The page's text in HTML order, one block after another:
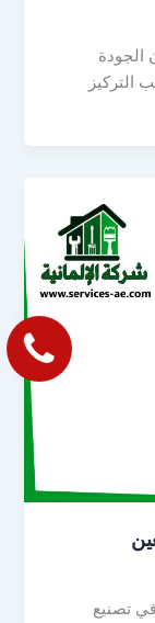
الجودة
التركيز
تصنيع